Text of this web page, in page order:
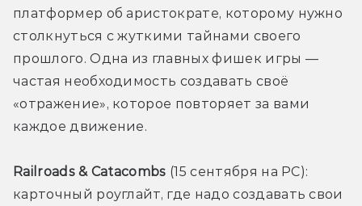
платформер об аристократе, которому нужно
столкнуться с жуткими тайнами своего
прошлого. Одна из главных фишек игры —
частая необходимость создавать своё
«отражение», которое повторяет за вами
каждое движение.
Railroads & Catacombs (15 сентября на PC):
карточный роуглайт, где надо создавать свои